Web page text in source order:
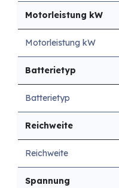
Motorleistung kW
Motorleistung kW
Batterietyp
Batterietyp
Reichweite
Reichweite
Spannung